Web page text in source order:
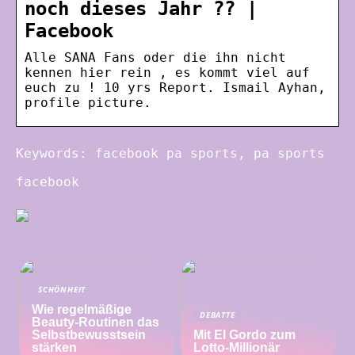
noch dieses Jahr ?? |
Facebook
Alle SANA Fans oder die ihn nicht
kennen hier rein , es kommt viel auf
euch zu ! 10 yrs Report. Ismail Ayhan,
profile picture.
Keywords: facebook pa sports, pa sports
facebook
SCHÖNHEIT
Wie regelmäßige
Beauty-Routinen das
Selbstbewusstsein
stärken
DEBATTE
Mit El Gordo zum
Lotto-Millionär